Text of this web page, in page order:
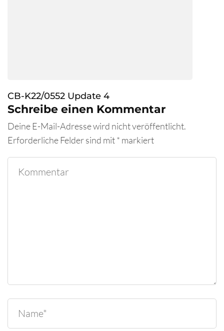
CB-K22/0552 Update 4
Schreibe einen Kommentar
Deine E-Mail-Adresse wird nicht veröffentlicht.
Erforderliche Felder sind mit* markiert